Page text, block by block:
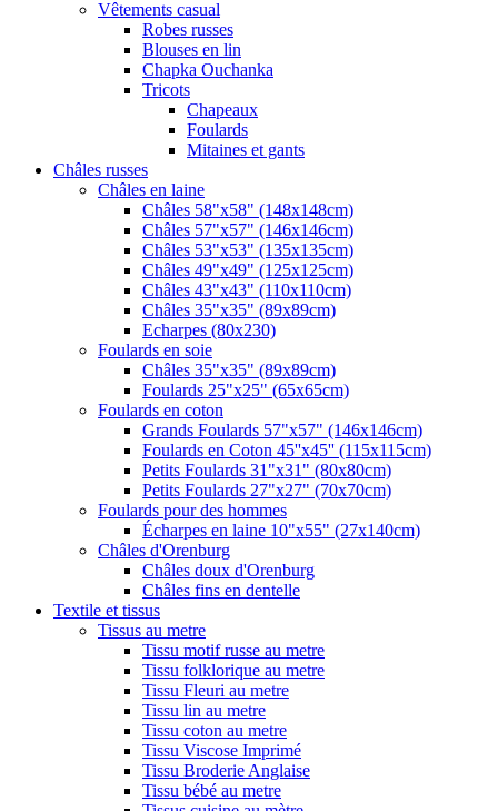
Vêtements casual
Robes russes
Blouses en lin
Chapka Ouchanka
Tricots
Chapeaux
Foulards
Mitaines et gants
Châles russes
Châles en laine
Châles 58"x58" (148x148cm)
Châles 57"x57" (146x146cm)
Châles 53"x53" (135x135cm)
Châles 49"x49" (125x125cm)
Châles 43"x43" (110x110cm)
Châles 35"x35" (89x89cm)
Echarpes (80х230)
Foulards en soie
Châles 35"x35" (89x89cm)
Foulards 25"x25" (65x65cm)
Foulards en coton
Grands Foulards 57"x57" (146x146cm)
Foulards en Coton 45''x45'' (115x115cm)
Petits Foulards 31"x31" (80x80cm)
Petits Foulards 27"x27" (70x70cm)
Foulards pour des hommes
Écharpes en laine 10"x55" (27x140cm)
Châles d'Orenburg
Châles doux d'Orenburg
Châles fins en dentelle
Textile et tissus
Tissus au metre
Tissu motif russe au metre
Tissu folklorique au metre
Tissu Fleuri au metre
Tissu lin au metre
Tissu coton au metre
Tissu Viscose Imprimé
Tissu Broderie Anglaise
Tissu bébé au metre